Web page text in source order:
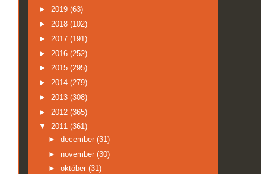
► 2019 (63)
► 2018 (102)
► 2017 (191)
► 2016 (252)
► 2015 (295)
► 2014 (279)
► 2013 (308)
► 2012 (365)
▼ 2011 (361)
► december (31)
► november (30)
► október (31)